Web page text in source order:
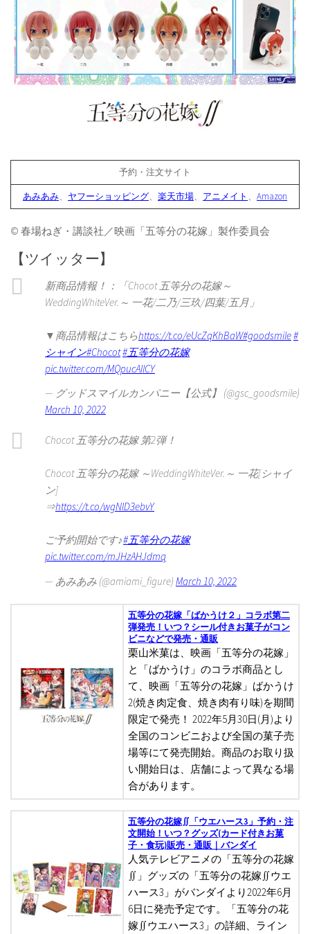
予約・注文サイト
あみあみ、 ヤフーショッピング、 楽天市場、 アニメイト 、 Amazon
© 春場ねぎ・講談社／映画「五等分の花嫁」製作委員会
【ツイッター】
新商品情報！：「Chocot 五等分の花嫁～
WeddingWhiteVer.～ 一花/二乃/三玖/四葉/五月」
▼商品情報はこちらhttps://t.co/eUcZqKhBaW#goodsmile#
シャイン#Chocot#五等分の花嫁
pic.twitter.com/MQpucAIlCY
— グッドスマイルカンパニー【公式】 (@gsc_goodsmile)
March 10, 2022
Chocot 五等分の花嫁 第2弾！
Chocot 五等分の花嫁 ～WeddingWhiteVer.～ 一花[シャイ
ン]
⇒https://t.co/wgNID3ebvY
ご予約開始です♪#五等分の花嫁
pic.twitter.com/mJHzAHJdmq
— あみあみ (@amiami_figure) March 10, 2022
五等分の花嫁「ばかうけ２」コラボ第二
弾発売！いつ？シール付きお菓子がコン
ビニなどで発売・通販
栗山米菓は、映画「五等分の花嫁」
と「ばかうけ」のコラボ商品とし
て、映画「五等分の花嫁」ばかうけ
2(焼き肉定食、焼き肉有り味)を期間
限定で発売！ 2022年5月30日(月)より
全国のコンビニおよび全国の菓子売
場等にて発売開始。商品のお取り扱
い開始日は、店舗によって異なる場
合があります。
五等分の花嫁∬「ウエハース3」予約・注
文開始！いつ？グッズ(カード付きお菓
子・食玩)販売・通販｜バンダイ
人気テレビアニメの「五等分の花嫁
∬」グッズの「五等分の花嫁∬ウエ
ハース3」がバンダイより2022年6月
6日に発売予定です。「五等分の花
嫁∬ウエハース3」の詳細、ライン